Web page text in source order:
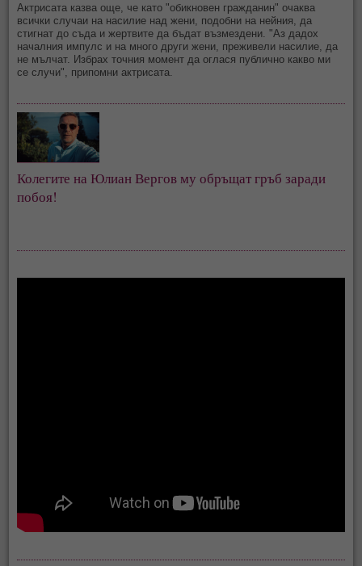
Актрисата казва още, че като "обикновен гражданин" очаква
всички случаи на насилие над жени, подобни на нейния, да
стигнат до съда и жертвите да бъдат възмездени. "Аз дадох
началния импулс и на много други жени, преживели насилие, да
не мълчат. Избрах точния момент да оглася публично какво ми
се случи", припомни актрисата.
Колегите на Юлиан Вергов му обръщат гръб заради
побоя!